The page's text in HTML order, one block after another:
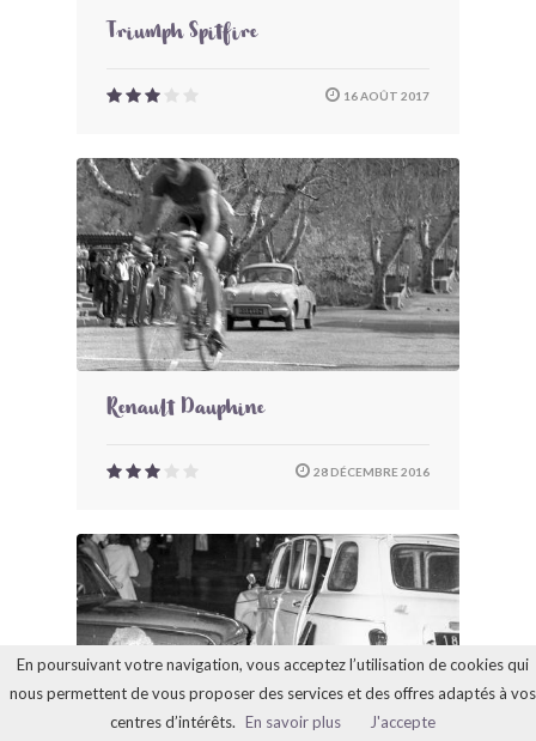
Triumph Spitfire
16 AOÛT 2017
Renault Dauphine
28 DÉCEMBRE 2016
En poursuivant votre navigation, vous acceptez l’utilisation de cookies qui
nous permettent de vous proposer des services et des offres adaptés à vos
centres d’intérêts. En savoir plus J'accepte